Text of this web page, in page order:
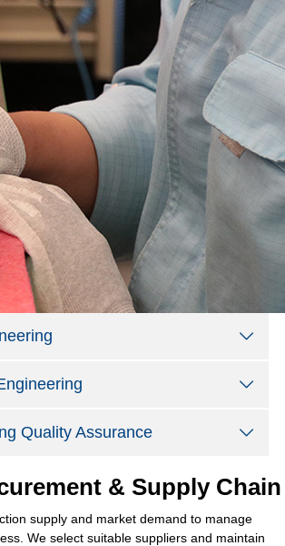
Quality Assurance
& Supply Chain
supply and market demand to manage
We select suitable suppliers and maintain